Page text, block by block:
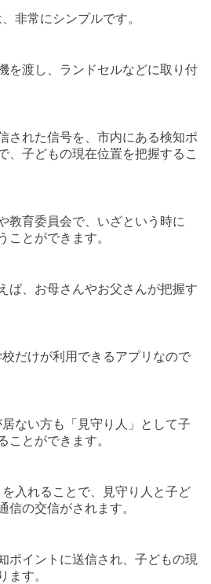
非常にシンプルです。
を渡し、ランドセルなどに取り付
された信号を、市内にある検知ポ
、子どもの現在位置を把握するこ
教育委員会で、いざという時に
ことができます。
ば、お母さんやお父さんが把握す
だけが利用できるアプリなので
ない方も「見守り人」として子
ことができます。
入れることで、見守り人と子ど
信の交信がされます。
ポイントに送信され、子どもの現
ます。